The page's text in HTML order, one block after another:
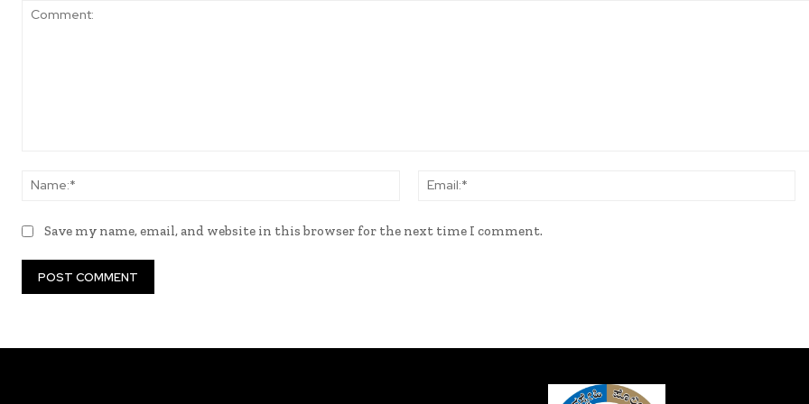
Name:*
Save my name, email, and website in this browser for the next time I comment.